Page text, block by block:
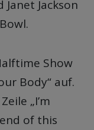
Jackson
Show
Body“ auf.
„I’m
of this